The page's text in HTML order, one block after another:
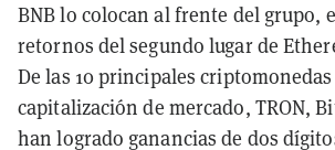
BNB lo colocan al frente del grupo,
retornos del segundo lugar de
De las 10 principales
capitalización de mercado, TRON,
han logrado ganancias de dos